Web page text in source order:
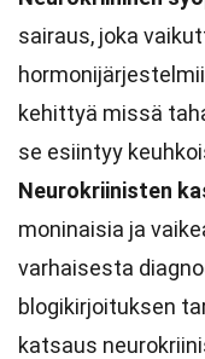
sairaus, joka
kehittyä missä
se esiintyy
Neurokriinisten
moninaisia ja
varhaisesta
blogikirjoituksen
katsaus